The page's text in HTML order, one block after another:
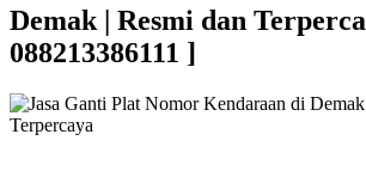
Demak | Resmi dan
088213386111 ]